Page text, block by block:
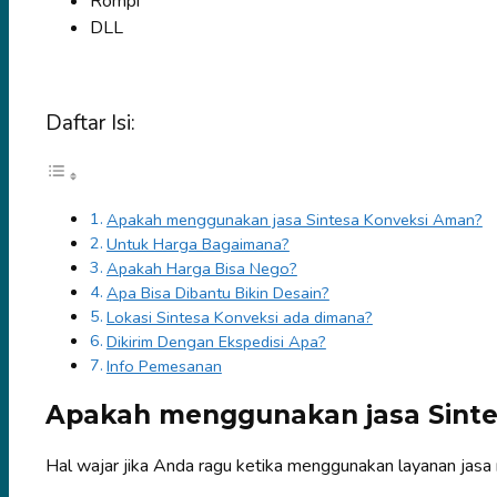
DLL
Daftar Isi:
Apakah menggunakan jasa Sintesa Konveksi Aman?
Untuk Harga Bagaimana?
Apakah Harga Bisa Nego?
Apa Bisa Dibantu Bikin Desain?
Lokasi Sintesa Konveksi ada dimana?
Dikirim Dengan Ekspedisi Apa?
Info Pemesanan
Apakah menggunakan jasa
Hal wajar jika Anda ragu ketika menggunakan layanan